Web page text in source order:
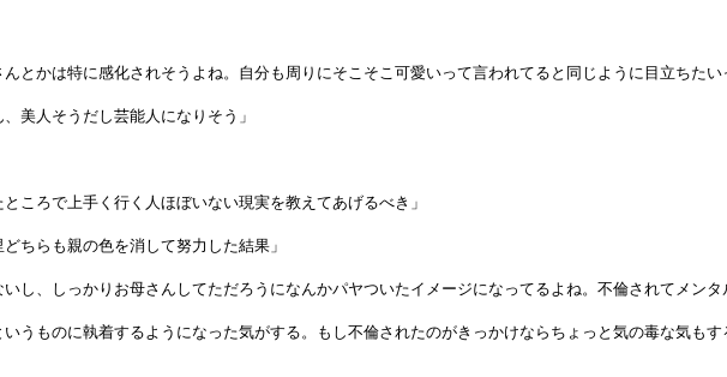
とかは特に感化されそうよね。自分も周りにそこそこ可愛いって言われてると同じように目立ちたい
美人そうだし芸能人になりそう」
ころで上手く行く人ほぼいない現実を教えてあげるべき」
ちらも親の色を消して努力した結果」
し、しっかりお母さんしてただろうになんかパヤついたイメージになってるよね。不倫されてメン
うものに執着するようになった気がする。もし不倫されたのがきっかけならちょっと気の毒な気も